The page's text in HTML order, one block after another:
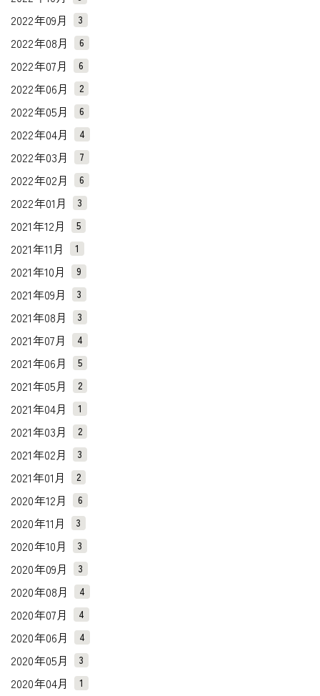
2022年09月 3
2022年08月 6
2022年07月 6
2022年06月 2
2022年05月 6
2022年04月 4
2022年03月 7
2022年02月 6
2022年01月 3
2021年12月 5
2021年11月 1
2021年10月 9
2021年09月 3
2021年08月 3
2021年07月 4
2021年06月 5
2021年05月 2
2021年04月 1
2021年03月 2
2021年02月 3
2021年01月 2
2020年12月 6
2020年11月 3
2020年10月 3
2020年09月 3
2020年08月 4
2020年07月 4
2020年06月 4
2020年05月 3
2020年04月 1